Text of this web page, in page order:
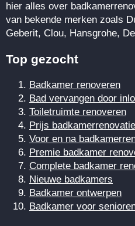
hier alles over
van bekende merken zoals
Geberit, Clou, Hansgrohe,
Top gezocht
Badkamer renoveren
Bad vervangen door
Toiletruimte renoveren
Prijs badkamerrenovatie
Voor en na
Premie badkamer
Complete badkamer
Nieuwe badkamers
Badkamer ontwerpen
Badkamer voor